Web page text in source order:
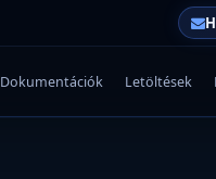
Dokumentációk Letöltések